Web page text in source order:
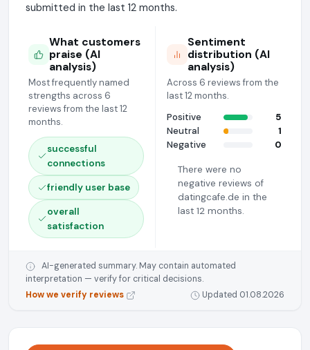
submitted in the last 12 months.
What customers
praise (AI
analysis)
Most frequently named
strengths across 6
reviews from the last 12
months.
successful
connections
friendly user base
overall
satisfaction
Sentiment
distribution (AI
analysis)
Across 6 reviews from the
last 12 months.
Positive
5
Neutral
1
Negative
0
There were no
negative reviews of
datingcafe.de in the
last 12 months.
AI-generated summary. May contain automated
interpretation — verify for critical decisions.
How we verify reviews
Updated 01.08.2026